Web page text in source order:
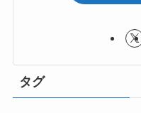
タグ